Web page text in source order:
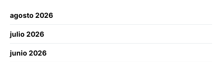
agosto 2026
julio 2026
junio 2026